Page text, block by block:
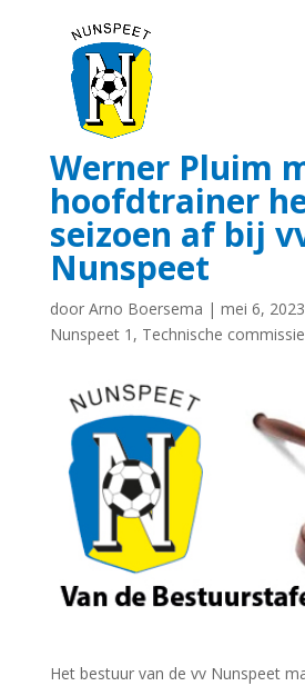
Werner Pluim
hoofdtrainer
seizoen af bij
Nunspeet
door Arno Boersema | mei 6, 2023
Nunspeet 1 , Technische commissie
Het bestuur van de vv Nunspeet